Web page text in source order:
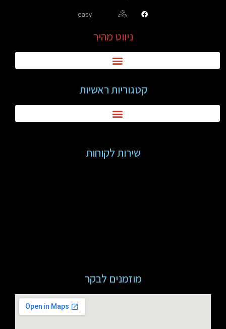
easy
ניווט מהיר
קטגוריות ראשיות
שירות לקוחות
מוזמנים לבקר